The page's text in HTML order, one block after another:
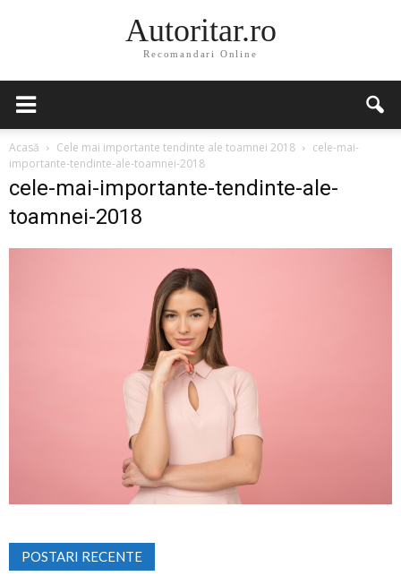
Autoritar.ro
Recomandari Online
Acasă Cele mai importante tendinte ale toamnei 2018
cele-mai-
importante-tendinte-ale-toamnei-2018
cele-mai-importante-tendinte-ale-
toamnei-2018
POSTARI RECENTE